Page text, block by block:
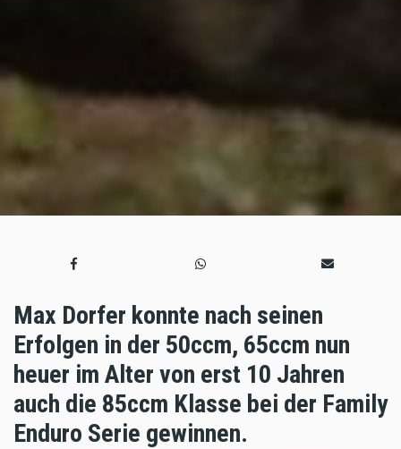
Max Dorfer konnte nach seinen
Erfolgen in der 50ccm, 65ccm nun
heuer im Alter von erst 10 Jahren
auch die 85ccm Klasse bei der Family
Enduro Serie gewinnen.